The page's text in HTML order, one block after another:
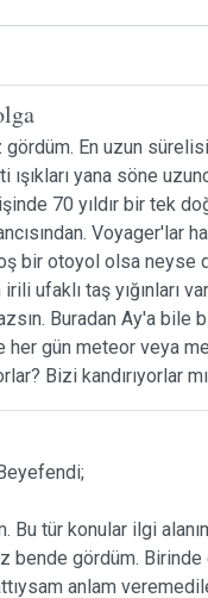
En uzun
yana söne
70 yıldır bir tek
Voyager'lar
bir otoyol olsa neyse
ufaklı taş yığınları
Buradan Ay'a bile
her gün meteor veya
Bizi kandırıyorlar
Bu tür konular ilgi
bende gördüm. Birinde
anlam